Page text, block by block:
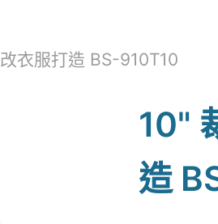
衣服打造 BS-910T10
10"
造